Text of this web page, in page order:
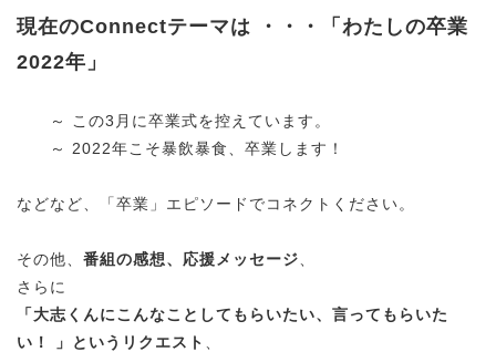
現在のConnectテーマは ・・・「わたしの卒業
2022年」
～ この3月に卒業式を控えています。
～ 2022年こそ暴飲暴食、卒業します！
などなど、「卒業」エピソードでコネクトください。
その他、 番組の感想、応援メッセージ
さらに
「大志くんにこんなことしてもらいたい、言ってもらいた
い！ 」というリクエスト